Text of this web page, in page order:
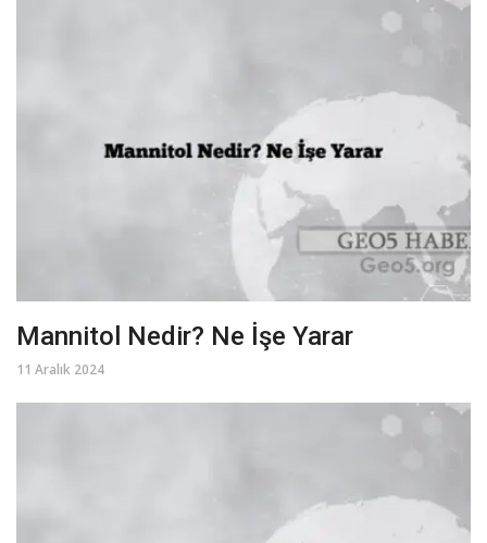
Mannitol Nedir? Ne İşe Yarar
11 Aralık 2024